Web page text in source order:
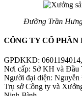
Đường Trần
CÔNG TY CỔ PHẦN
GPĐKKD:
Nơi cấp: Sở KH và
Người đại diện:
Trụ sở Công ty và